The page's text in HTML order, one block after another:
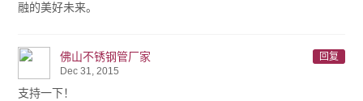
融的美好未来。
佛山不锈钢管厂家
回复
Dec 31, 2015
支持一下！